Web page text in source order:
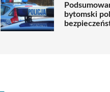
bytomski